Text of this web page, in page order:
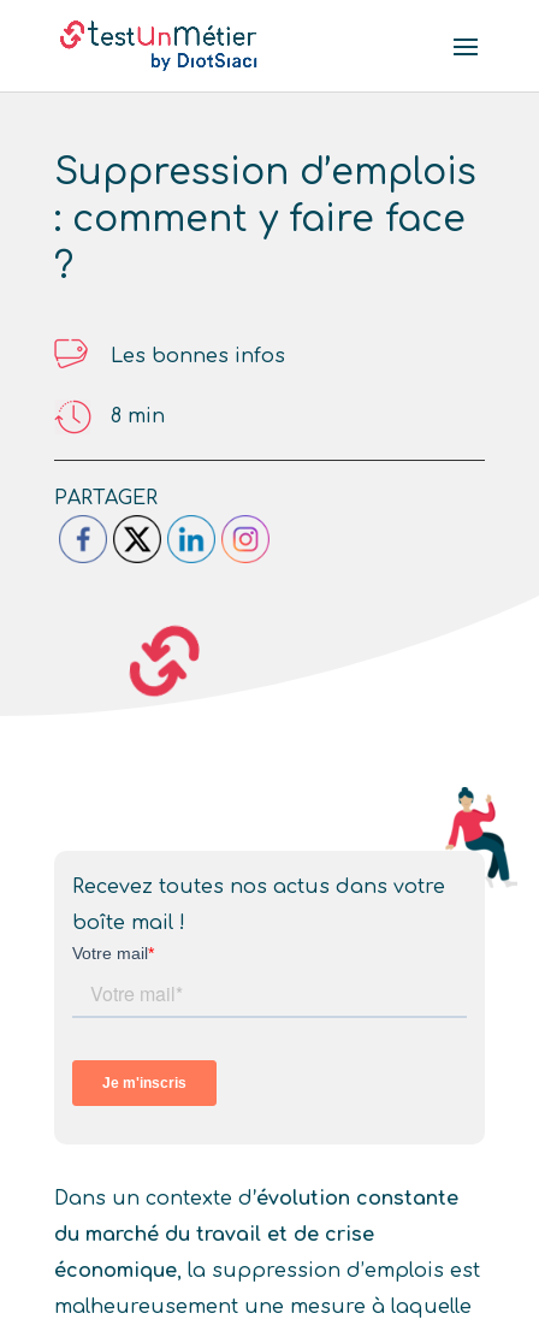
Suppression d’emplois
: comment y faire face
?
Les bonnes infos
8 min
PARTAGER
Recevez toutes nos actus dans votre
boîte mail !
Dans un contexte d’évolution constante
du marché du travail et de crise
économique, la suppression d’emplois est
malheureusement une mesure à laquelle